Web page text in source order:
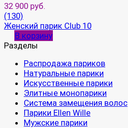
32 900 руб.
(130)
Женский парик Club 10
В корзину
Разделы
Распродажа париков
Натуральные парики
Искусственные парики
Элитные монопарики
Система замещения волос
Парики Ellen Wille
Мужские парики